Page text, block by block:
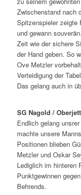
Zwischenstand nach
Spitzenspieler zeigte
und gewann
Zeit wie der sichere
der Hand geben. So
Ove Metzler
Verteidigung der
Das gelang auch in
SG Nagold /
Endlich gelang
machte unsere
Positionen blieben
Metzler und Oskar
Lediglich im hinteren
Punktgewinnen
Behrends.